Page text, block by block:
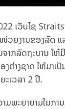
ເວັບໄຊ
ໜ່ວຍງານຂອງລັດ
ກລັດຖະບານ ໃຫ້
ຕ່າງຊາດ ໃຫ້ມາເ
ະເວລາ 2 ປີ.
ມພະຍາຍາມໃນກາ